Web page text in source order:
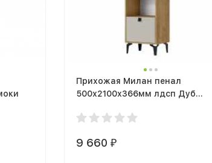
Прихожая Милан пенал
500х2100х366мм лдсп Дуб
9 660₽